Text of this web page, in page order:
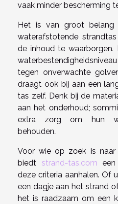
vaak minder bescherming
Het is van groot
waterafstotende
de inhoud te
tegen onverwachte
draagt ook bij aan een
tas zelf. Denk bij de
aan het onderhoud;
extra zorg om hun
behouden.
Voor wie op zoek is naar
biedt strand-tas.com
deze criteria aanhalen. Of
een dagje aan het strand
het is raadzaam om een